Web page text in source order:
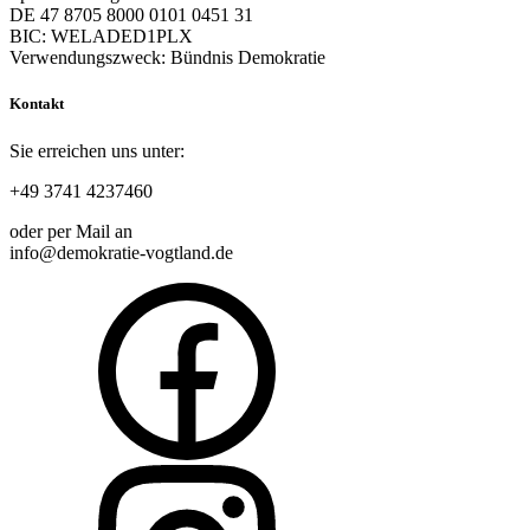
DE 47 8705 8000 0101 0451 31
BIC: WELADED1PLX
Verwendungszweck: Bündnis Demokratie
Kontakt
Sie erreichen uns unter:
+49 3741 4237460
oder per Mail an
info@demokratie-vogtland.de